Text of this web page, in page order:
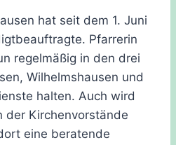
hat seit dem 1. Juni
Pfarrerin
regelmäßig in den drei
Wilhelmshausen und
halten. Auch wird
der Kirchenvorstände
eine beratende